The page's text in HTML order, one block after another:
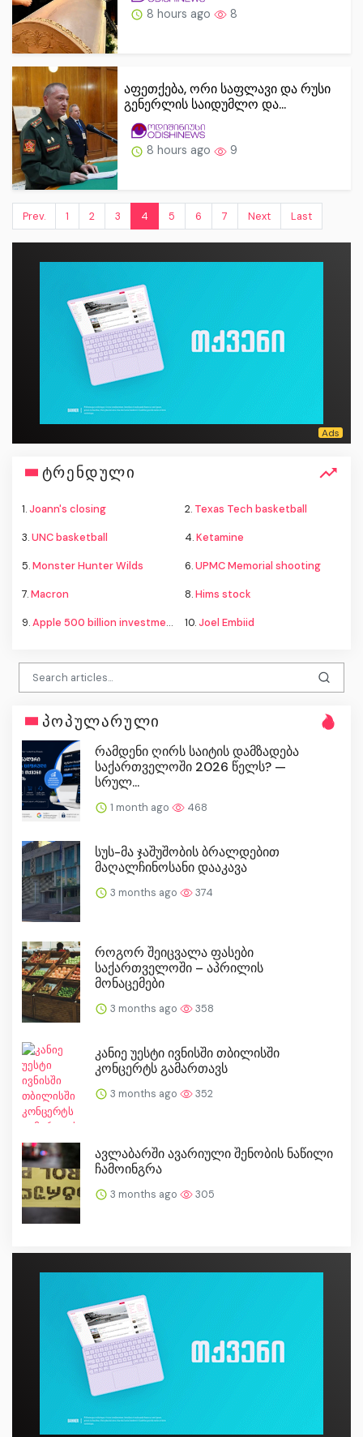
8 hours ago 8
აფეთქება, ორი საფლავი და რუსი
გენერლის საიდუმლო და...
8 hours ago 9
Prev. 1 2 3 4 5 6 7 Next Last
ტრენდული
1.Joann's closing 2. Texas Tech basketball
3.UNC basketball 4.Ketamine
5.Monster Hunter Wilds 6.UPMC Memorial shooting
7.Macron 8.Hims stock
9.Apple 500 billion investment 10.Joel Embiid
პოპულარული
რამდენი ღირს საიტის დამზადება
საქართველოში 2026 წელს? —
სრულ...
1 month ago 468
სუს-მა ჯაშუშობის ბრალდებით
მაღალჩინოსანი დააკავა
3 months ago 374
როგორ შეიცვალა ფასები
საქართველოში – აპრილის
მონაცემები
3 months ago 358
კანიე უესტი ივნისში თბილისში
კონცერტს გამართავს
3 months ago 352
ავლაბარში ავარიული შენობის ნაწილი
ჩამოინგრა
3 months ago 305